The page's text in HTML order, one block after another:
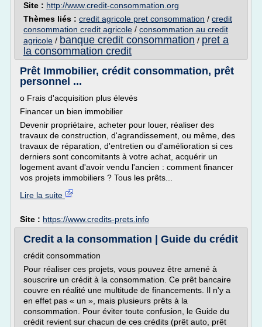
Site : http://www.credit-consommation.org
Thèmes liés : credit agricole pret consommation / credit
consommation credit agricole / consommation au credit
agricole / banque credit consommation / pret a
la consommation credit
Prêt Immobilier, crédit consommation, prêt
personnel ...
o Frais d'acquisition plus élevés
Financer un bien immobilier
Devenir propriétaire, acheter pour louer, réaliser des
travaux de construction, d'agrandissement, ou même, des
travaux de réparation, d'entretien ou d'amélioration si ces
derniers sont concomitants à votre achat, acquérir un
logement avant d'avoir vendu l'ancien : comment financer
vos projets immobiliers ? Tous les prêts...
Lire la suite
Site : https://www.credits-prets.info
Credit a la consommation | Guide du crédit
crédit consommation
Pour réaliser ces projets, vous pouvez être amené à
souscrire un crédit à la consommation. Ce prêt bancaire
couvre en réalité une multitude de financements. Il n'y a
en effet pas « un », mais plusieurs prêts à la
consommation. Pour éviter toute confusion, le Guide du
crédit revient sur chacun de ces crédits (prêt auto, prêt